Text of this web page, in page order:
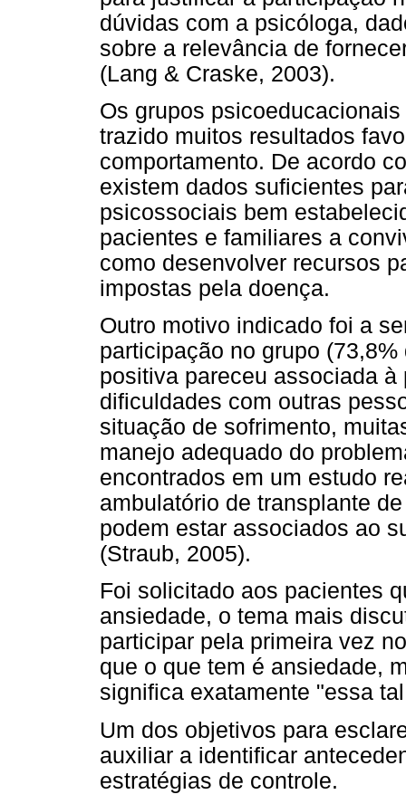
dúvidas com a psicóloga,
sobre a relevância de
(Lang & Craske, 2003).
Os grupos
trazido muitos resultados
comportamento. De acordo
existem dados suficientes
psicossociais bem
pacientes e familiares a
como desenvolver recursos
impostas pela doença.
Outro motivo indicado foi a
participação no grupo
positiva pareceu associada
dificuldades com outras
situação de sofrimento,
manejo adequado do
encontrados em um estudo
ambulatório de transplante
podem estar associados ao
(Straub, 2005).
Foi solicitado aos pacientes
ansiedade, o tema mais
participar pela primeira vez
que o que tem é ansiedade,
significa exatamente "essa
Um dos objetivos para
auxiliar a identificar
estratégias de controle.